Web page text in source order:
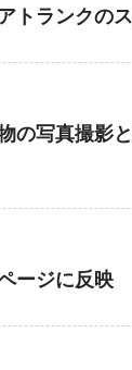
トランクの
の写真撮影
ージに反映